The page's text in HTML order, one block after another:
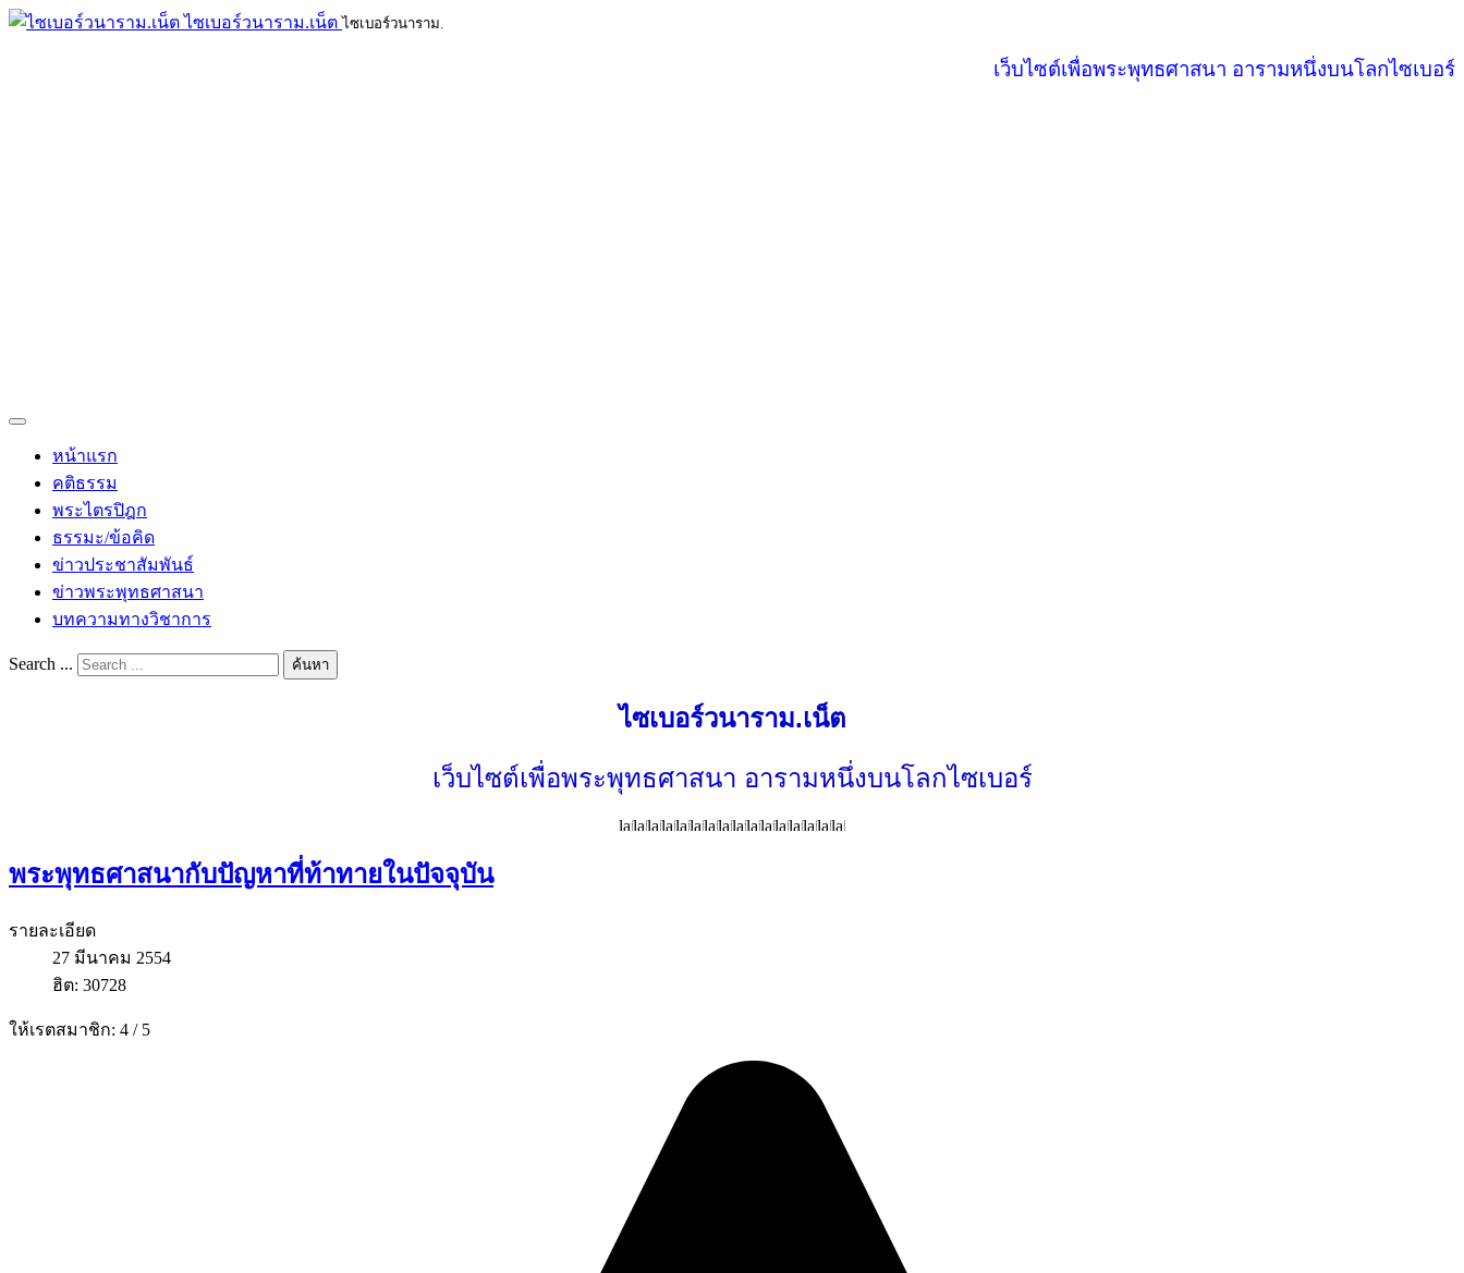
ไซเบอร์วนาราม.เน็ต ไซเบอร์วนาราม.
เว็บไซต์เพื่อพระพุทธศาสนา อารามหนึ่งบนโลกไซเบอร์
หน้าแรก
คติธรรม
พระไตรปิฎก
ธรรมะ/ข้อคิด
ข่าวประชาสัมพันธ์
ข่าวพระพุทธศาสนา
บทความทางวิชาการ
Search ... ค้นหา
ไซเบอร์วนาราม.เน็ต
เว็บไซต์เพื่อพระพุทธศาสนา อารามหนึ่งบนโลกไซเบอร์
พระพุทธศาสนากับปัญหาที่ท้าทายในปัจจุบัน
รายละเอียด
27 มีนาคม 2554
ฮิต: 30728
ให้เรตสมาชิก: 4 / 5